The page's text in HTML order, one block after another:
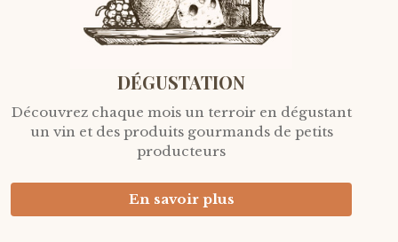
DÉGUSTATION
Découvrez chaque mois un terroir en dégustant
un vin et des produits gourmands de petits
producteurs
En savoir plus